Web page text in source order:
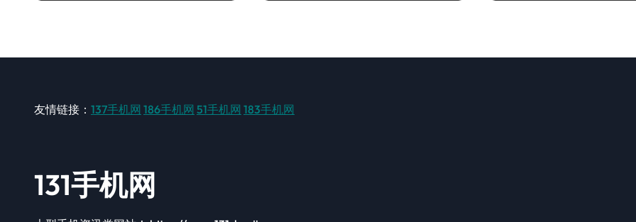
友情链接： 137手机网 186手机网 51手机网 183手机网
131手机网